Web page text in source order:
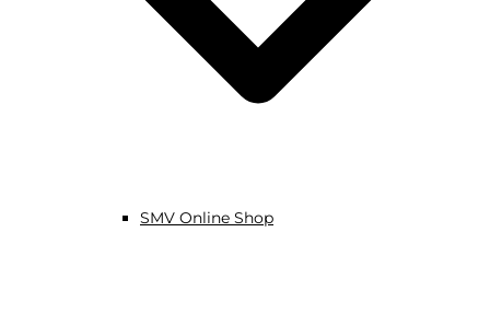
SMV Online Shop